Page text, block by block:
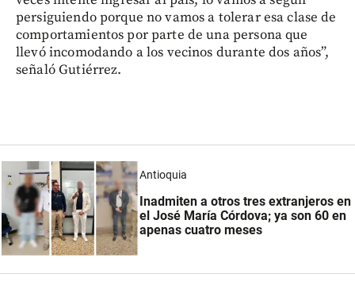
persiguiendo porque no vamos a tolerar esa clase de
comportamientos por parte de una persona que
llevó incomodando a los vecinos durante dos años”,
señaló Gutiérrez.
Antioquia
Inadmiten a otros tres extranjeros en
el José María Córdova; ya son 60 en
apenas cuatro meses